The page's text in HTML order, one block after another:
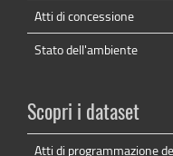
Atti di concessione
Stato dell'ambiente
Scopri i dataset
Atti di programmazione